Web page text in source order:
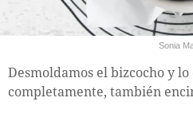
Sonia
Desmoldamos el bizcocho y
completamente, también